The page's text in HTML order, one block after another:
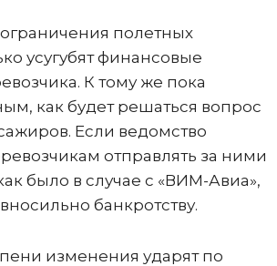
полетных
усугубят финансовые
К тому же пока
как будет решаться вопрос
Если ведомство
отправлять за ними
было в случае с «ВИМ-Авиа»,
банкротству.
изменения ударят по